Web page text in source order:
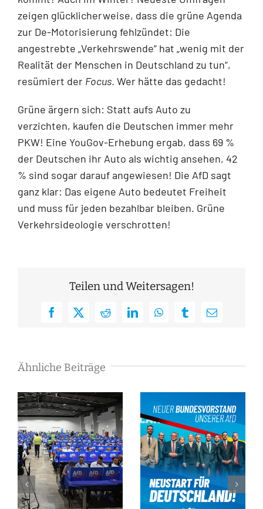
zeigen glücklicherweise, dass die grüne Agenda
zur De-Motorisierung fehlzündet: Die
angestrebte „Verkehrswende“ hat „wenig mit der
Realität der Menschen in Deutschland zu tun“,
resümiert der Focus. Wer hätte das gedacht!
Grüne ärgern sich: Statt aufs Auto zu
verzichten, kaufen die Deutschen immer mehr
PKW! Eine YouGov-Erhebung ergab, dass 69 %
der Deutschen ihr Auto als wichtig ansehen, 42
% sind sogar darauf angewiesen! Die AfD sagt
ganz klar: Das eigene Auto bedeutet Freiheit
und muss für jeden bezahlbar bleiben. Grüne
Verkehrsideologie verschrotten!
Teilen und Weitersagen!
Facebook
X RedditLinkedInWhatsAppTumblrE-
Ähnliche Beiträge